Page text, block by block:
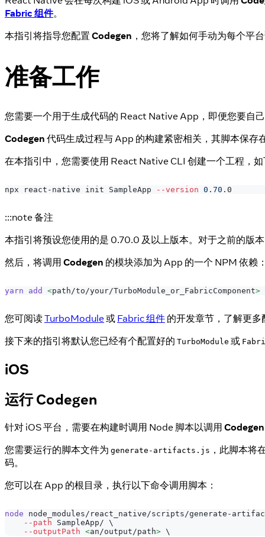
Fabric 组件。
本指引将指导您配置 Codegen ，您将了解如何手动为每个平
准备工作
您需要一个用于生成代码的 React Native App，即便您要自
Codegen 代码生成过程与 App 的构建紧密相关，其脚本保存
在本指引中，您需要使用 React Native CLI 创建一个工程，
npx react-native init SampleApp --version 0.70 .0
:::note 备注
本指引将预设您使用的是 0.70.0 及以上版本。对于之前的版
然后，将调用 Codegen 的模块添加为 App 的一个 NPM 依赖
yarn add <path/to/your/TurboModule_or_FabricComponent>
您可阅读TurboModule或 Fabric 组件 的开发章节，了解更多
接下来的指引将默认您已经有个配置好的 TurboModule 或
iOS
运行 Codegen
针对 iOS 平台，需要在构建时调用 Node 脚本以调用 Codegen
您需要运行的脚本文件为 generate-artifacts.js ，此脚本将
码。
您可以在 App 的根目录，执行以下命令调用脚本：
node node_modules/react_native/scripts/generate-
--path SampleApp/ \
--outputPath <an/output/path> \